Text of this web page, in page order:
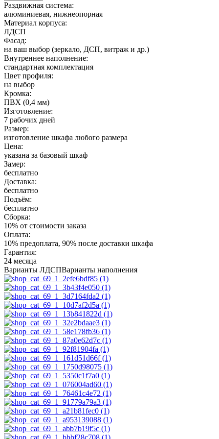
Раздвижная система:
алюминиевая, нижнеопорная
Материал корпуса:
ЛДСП
Фасад:
на ваш выбор (зеркало, ДСП, витраж и др.)
Внутреннее наполнение:
стандартная комплектация
Цвет профиля:
на выбор
Кромка:
ПВХ (0,4 мм)
Изготовление:
7 рабочих дней
Размер:
изготовление шкафа любого размера
Цена:
указана за базовый шкаф
Замер:
бесплатно
Доставка:
бесплатно
Подъём:
бесплатно
Сборка:
10% от стоимости заказа
Оплата:
10% предоплата, 90% после доставки шкафа
Гарантия:
24 месяца
Варианты ЛДСПВарианты наполнения